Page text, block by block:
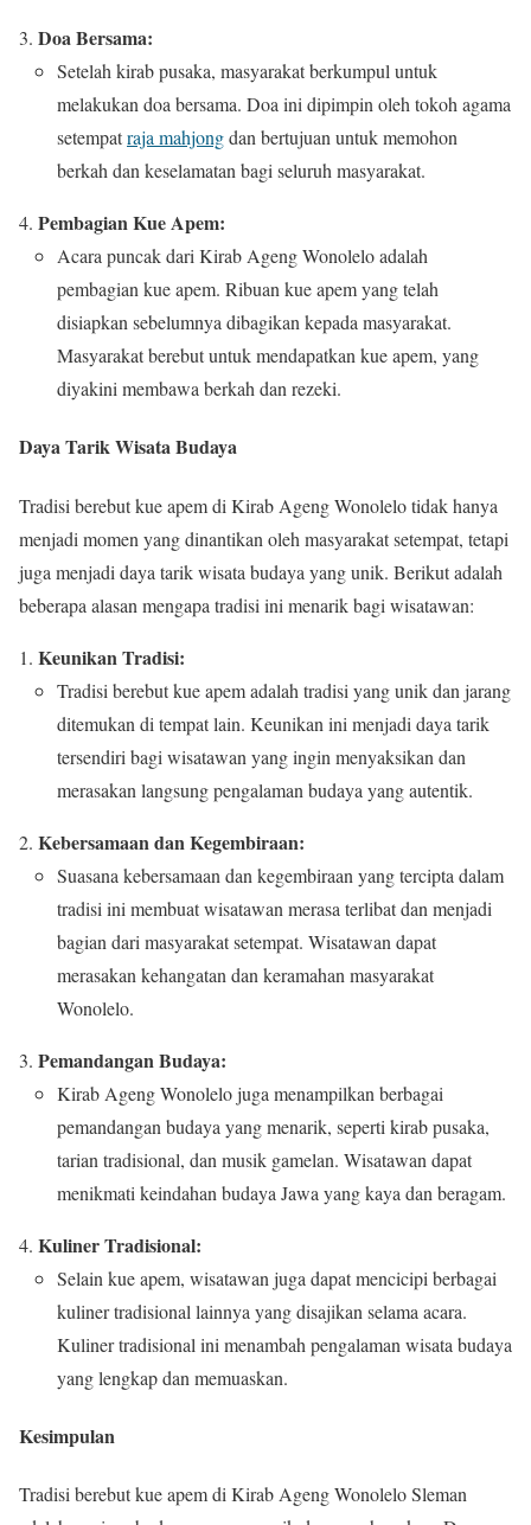
Doa Bersama:
Setelah kirab pusaka, masyarakat berkumpul untuk
melakukan doa bersama. Doa ini dipimpin oleh tokoh agama
setempatraja mahjongdan bertujuan untuk memohon
berkah dan keselamatan bagi seluruh masyarakat.
Pembagian Kue Apem:
Acara puncak dari Kirab Ageng Wonolelo adalah
pembagian kue apem. Ribuan kue apem yang telah
disiapkan sebelumnya dibagikan kepada masyarakat.
Masyarakat berebut untuk mendapatkan kue apem, yang
diyakini membawa berkah dan rezeki.
Daya Tarik Wisata Budaya
Tradisi berebut kue apem di Kirab Ageng Wonolelo tidak hanya
menjadi momen yang dinantikan oleh masyarakat setempat, tetapi
juga menjadi daya tarik wisata budaya yang unik. Berikut adalah
beberapa alasan mengapa tradisi ini menarik bagi wisatawan:
Keunikan Tradisi:
Tradisi berebut kue apem adalah tradisi yang unik dan jarang
ditemukan di tempat lain. Keunikan ini menjadi daya tarik
tersendiri bagi wisatawan yang ingin menyaksikan dan
merasakan langsung pengalaman budaya yang autentik.
Kebersamaan dan Kegembiraan:
Suasana kebersamaan dan kegembiraan yang tercipta dalam
tradisi ini membuat wisatawan merasa terlibat dan menjadi
bagian dari masyarakat setempat. Wisatawan dapat
merasakan kehangatan dan keramahan masyarakat
Wonolelo.
Pemandangan Budaya:
Kirab Ageng Wonolelo juga menampilkan berbagai
pemandangan budaya yang menarik, seperti kirab pusaka,
tarian tradisional, dan musik gamelan. Wisatawan dapat
menikmati keindahan budaya Jawa yang kaya dan beragam.
Kuliner Tradisional:
Selain kue apem, wisatawan juga dapat mencicipi berbagai
kuliner tradisional lainnya yang disajikan selama acara.
Kuliner tradisional ini menambah pengalaman wisata budaya
yang lengkap dan memuaskan.
Kesimpulan
Tradisi berebut kue apem di Kirab Ageng Wonolelo Sleman